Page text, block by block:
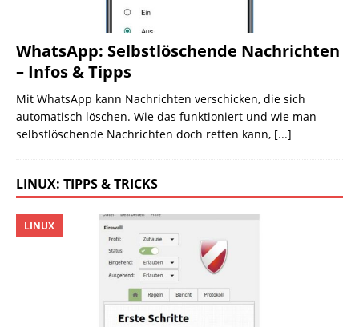
WhatsApp: Selbstlöschende Nachrichten
– Infos & Tipps
Mit WhatsApp kann Nachrichten verschicken, die sich
automatisch löschen. Wie das funktioniert und wie man
selbstlöschende Nachrichten doch retten kann, [...]
LINUX: TIPPS & TRICKS
LINUX